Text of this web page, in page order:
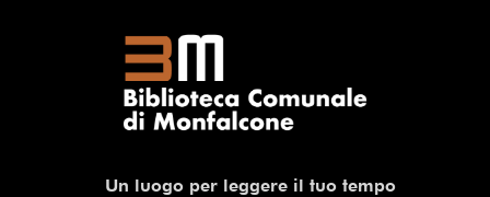
Un luogo per leggere il tuo tempo